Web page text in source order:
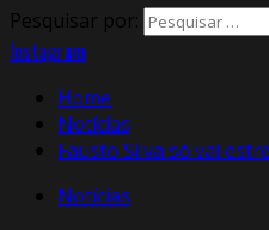
Pesquisar por:
Instagram
Home
Notícias
Fausto Silva só vai
Notícias